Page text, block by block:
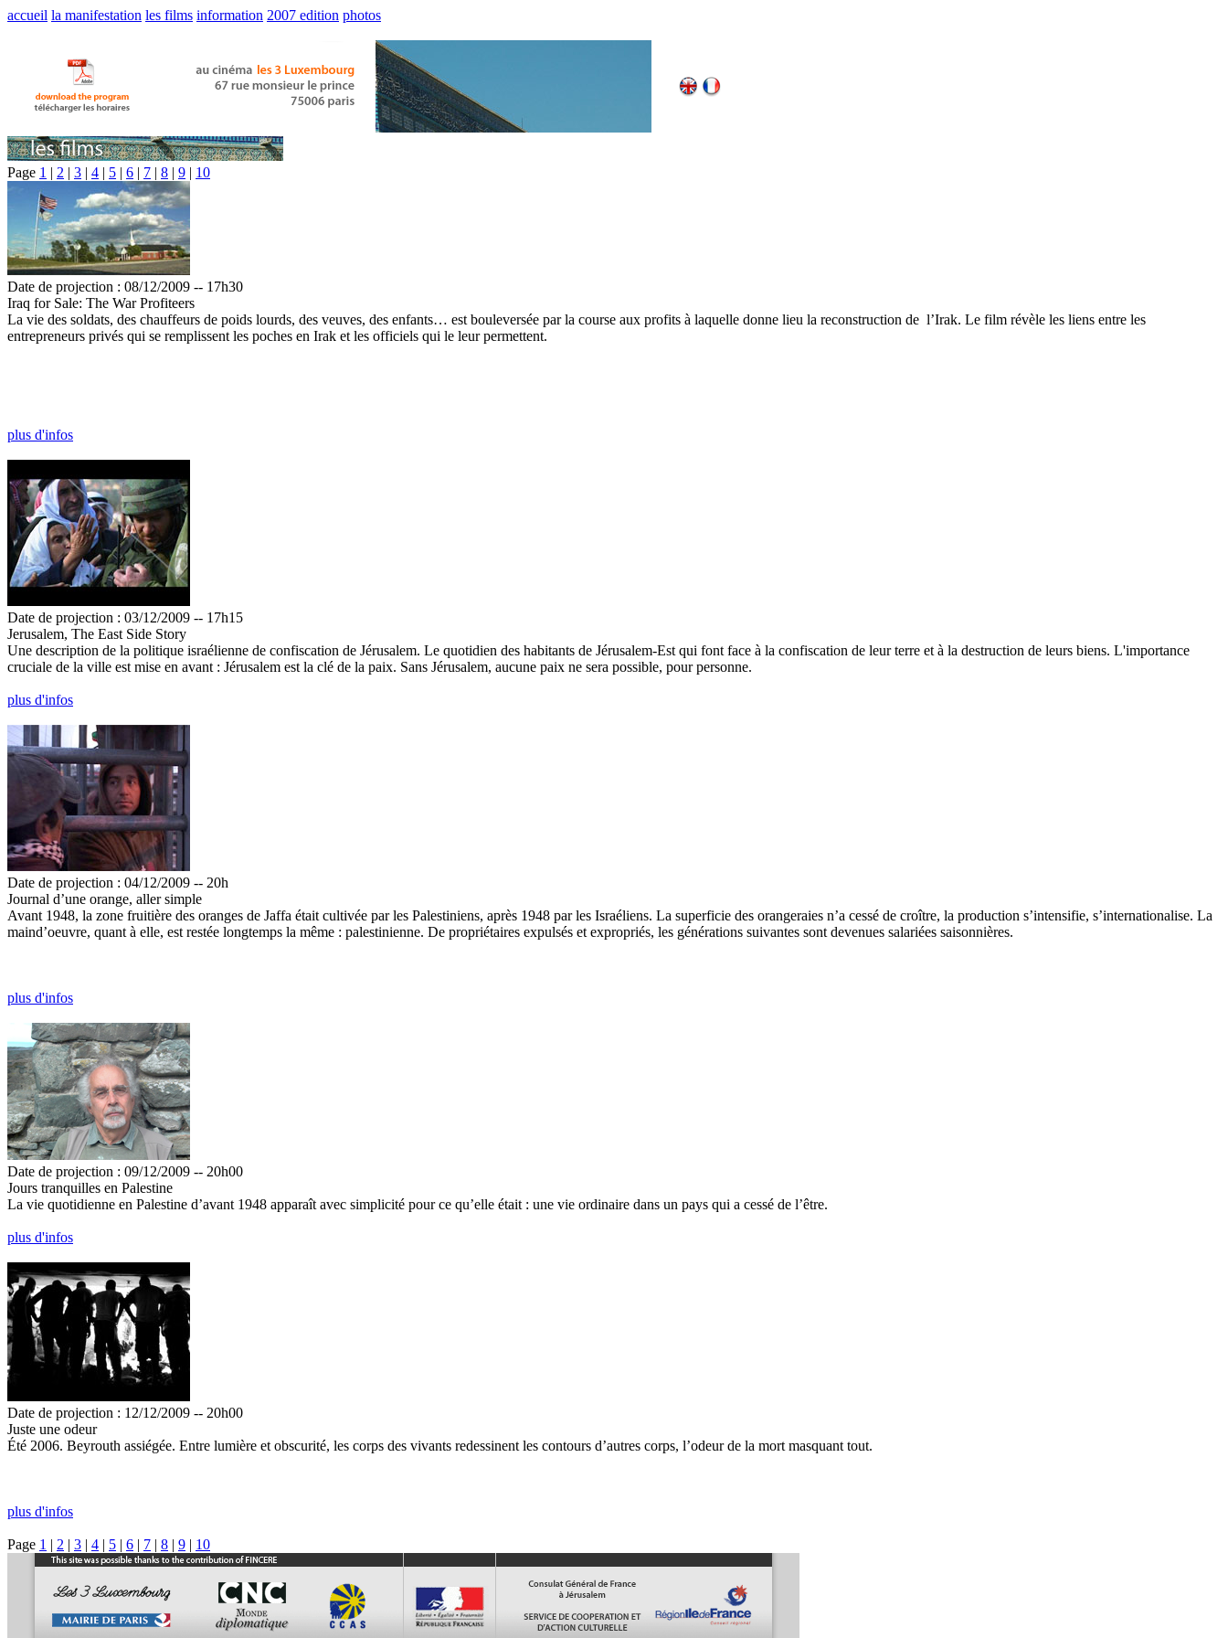
accueil la manifestation les films information 2007 edition photos
Page 1 | 2 | 3 | 4 | 5 | 6 | 7 | 8 | 9 | 10
Date de projection : 08/12/2009 -- 17h30
Iraq for Sale: The War Profiteers
La vie des soldats, des chauffeurs de poids lourds, des veuves, des enfants… est bouleversée par la course aux profits à laquelle donne lieu la reconstruction de l’Irak. Le film révèle les liens entre les
entrepreneurs privés qui se remplissent les poches en Irak et les officiels qui le leur permettent.
plus d'infos
Date de projection : 03/12/2009 -- 17h15
Jerusalem, The East Side Story
Une description de la politique israélienne de confiscation de Jérusalem. Le quotidien des habitants de Jérusalem-Est qui font face à la confiscation de leur terre et à la destruction de leurs biens. L'importance
cruciale de la ville est mise en avant : Jérusalem est la clé de la paix. Sans Jérusalem, aucune paix ne sera possible, pour personne.
plus d'infos
Date de projection : 04/12/2009 -- 20h
Journal d’une orange, aller simple
Avant 1948, la zone fruitière des oranges de Jaffa était cultivée par les Palestiniens, après 1948 par les Israéliens. La superficie des orangeraies n’a cessé de croître, la production s’intensifie, s’internationalise. La
maind’oeuvre, quant à elle, est restée longtemps la même : palestinienne. De propriétaires expulsés et expropriés, les générations suivantes sont devenues salariées saisonnières.
plus d'infos
Date de projection : 09/12/2009 -- 20h00
Jours tranquilles en Palestine
La vie quotidienne en Palestine d’avant 1948 apparaît avec simplicité pour ce qu’elle était : une vie ordinaire dans un pays qui a cessé de l’être.
plus d'infos
Date de projection : 12/12/2009 -- 20h00
Juste une odeur
Été 2006. Beyrouth assiégée. Entre lumière et obscurité, les corps des vivants redessinent les contours d’autres corps, l’odeur de la mort masquant tout.
plus d'infos
Page 1 | 2 | 3 | 4 | 5 | 6 | 7 | 8 | 9 | 10